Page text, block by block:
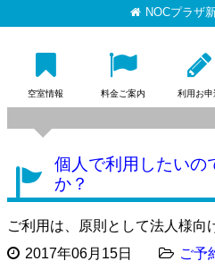
NOCプラザ
空室情報 料金ご案内 利用お申
個人で利用したいの
か？
ご利用は、原則として法人様向
2017年06月15日
ご予